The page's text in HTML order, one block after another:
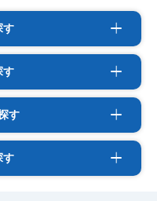
す
す
す
す